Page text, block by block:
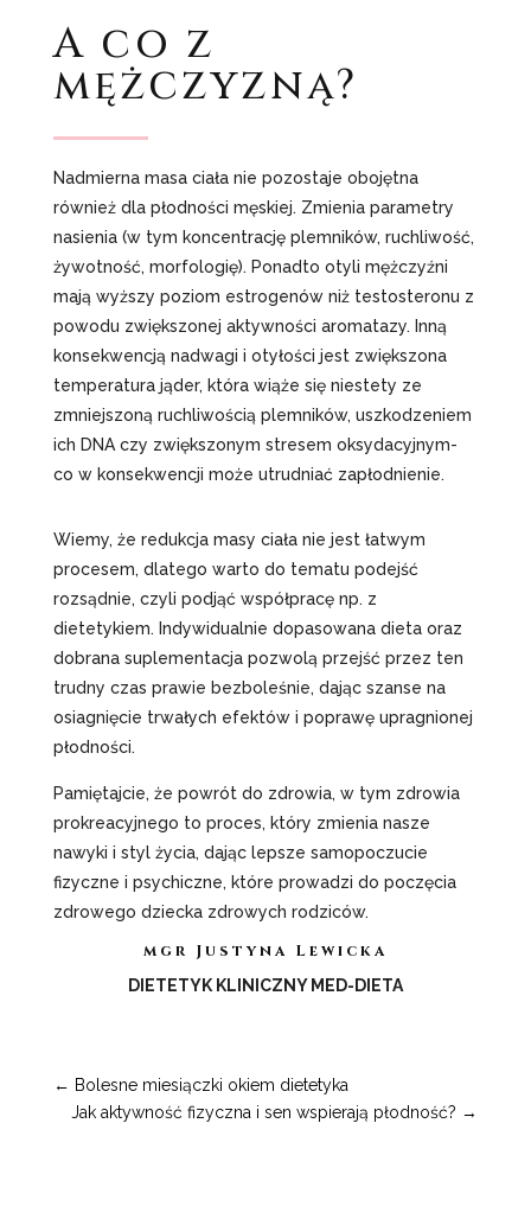
A co z
mężczyzną?
Nadmierna masa ciała nie pozostaje obojętna
również dla płodności męskiej. Zmienia parametry
nasienia (w tym koncentrację plemników, ruchliwość,
żywotność, morfologię). Ponadto otyli mężczyźni
mają wyższy poziom estrogenów niż testosteronu z
powodu zwiększonej aktywności aromatazy. Inną
konsekwencją nadwagi i otyłości jest zwiększona
temperatura jąder, która wiąże się niestety ze
zmniejszoną ruchliwością plemników, uszkodzeniem
ich DNA czy zwiększonym stresem oksydacyjnym-
co w konsekwencji może utrudniać zapłodnienie.
Wiemy, że redukcja masy ciała nie jest łatwym
procesem, dlatego warto do tematu podejść
rozsądnie, czyli podjąć współpracę np. z
dietetykiem. Indywidualnie dopasowana dieta oraz
dobrana suplementacja pozwolą przejść przez ten
trudny czas prawie bezboleśnie, dając szanse na
osiagnięcie trwałych efektów i poprawę upragnionej
płodności.
Pamiętajcie, że powrót do zdrowia, w tym zdrowia
prokreacyjnego to proces, który zmienia nasze
nawyki i styl życia, dając lepsze samopoczucie
fizyczne i psychiczne, które prowadzi do poczęcia
zdrowego dziecka zdrowych rodziców.
mgr Justyna Lewicka
DIETETYK KLINICZNY MED-DIETA
← Bolesne miesiączki okiem dietetyka
Jak aktywność fizyczna i sen wspierają płodność? →